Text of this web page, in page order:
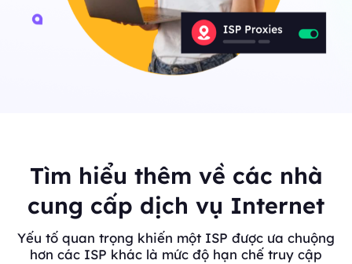
Tìm hiểu thêm về các nhà
cung cấp dịch vụ Internet
Yếu tố quan trọng khiến một ISP được ưa chuộng
hơn các ISP khác là mức độ hạn chế truy cập